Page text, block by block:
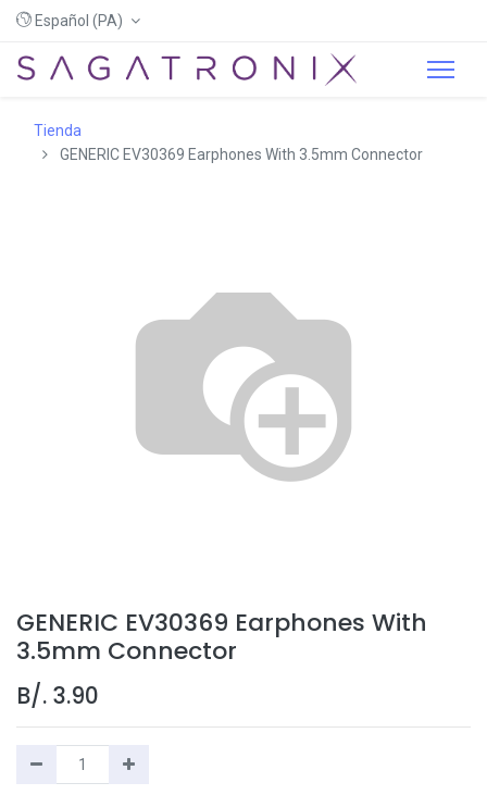
Español (PA)
Tienda
GENERIC EV30369 Earphones With 3.5mm Connector
GENERIC EV30369 Earphones With
3.5mm Connector
B/. 3.90